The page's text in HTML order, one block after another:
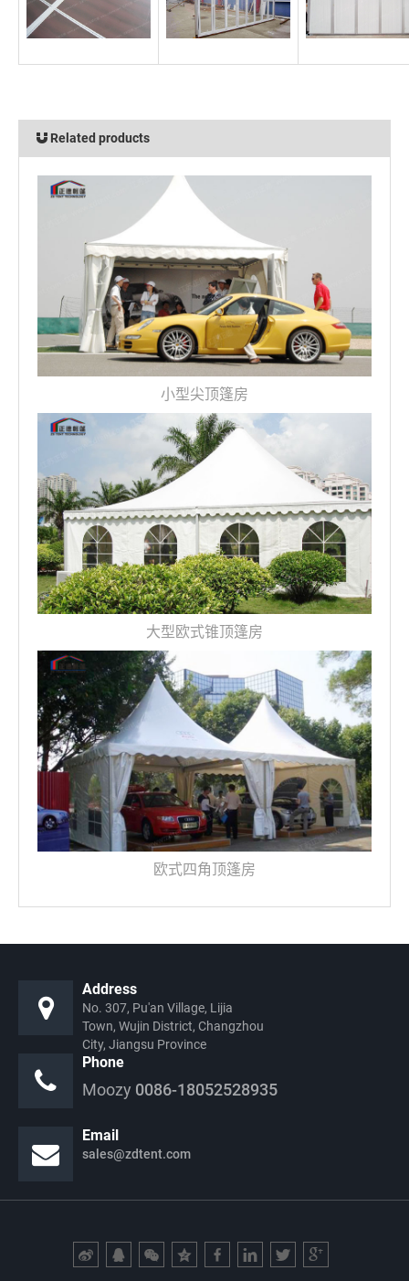
Related products
小型尖顶篷房
大型欧式锥顶篷房
欧式四角顶篷房
Address
No. 307, Pu'an Village, Lijia
Town, Wujin District, Changzhou
City, Jiangsu Province
Phone
Moozy 0086-18052528935
Email
sales@zdtent.com